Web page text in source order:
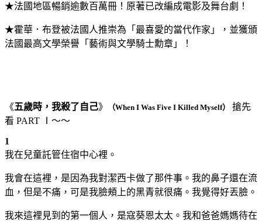
★法國地區暢銷逾數百萬冊！原著已改編成電影及舞台劇！
★霍華．布登被法國人推崇為「最喜愛的當代作家」，並獲頒
法國最高文學榮譽「藝術與文學騎士勳章」！
《五歲時，我殺了自己》 （When I Was Five I Killed Myself）
搶先
看 PART Ⅰ～～
1
我在兒童託管住宿中心裡。
我會在這裡，是因為我對潔西卡做了那件事。我的鼻子還在流
血，但是不痛，可是我臉頰上的黑青就很痛。我覺得好丟臉。
我來這裡見到的第一個人，是寇葵恩太太。我和爸爸媽媽待在